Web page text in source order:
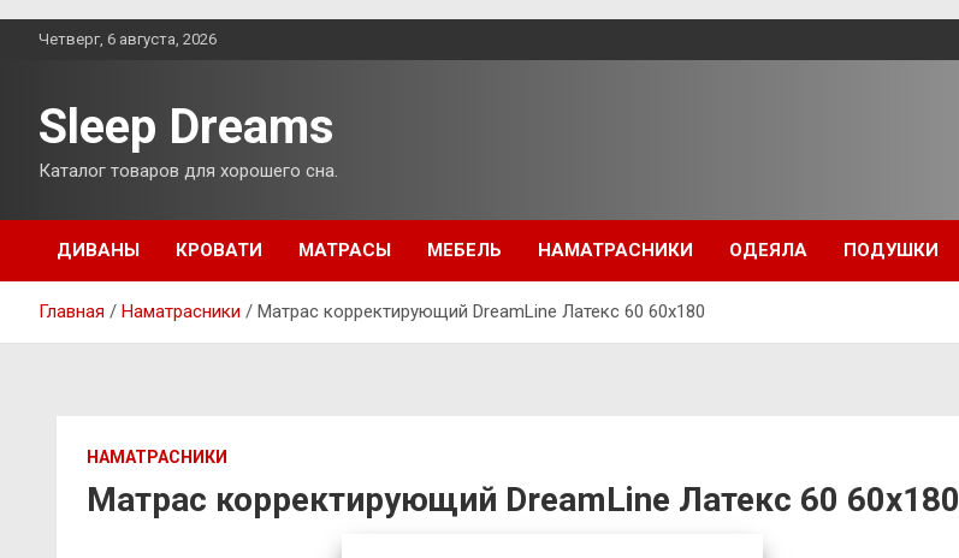
ПерейтиЧетверг, 6 августа, 2026
Sleep Dreams
Каталог товаров для хорошего сна.
ДИВАНЫ КРОВАТИ МАТРАСЫ МЕБЕЛЬ НАМАТРАСНИКИ ОДЕЯЛА ПОДУШКИ
Главная Наматрасники Матрас корректирующий DreamLine Латекс 60 60х180
НАМАТРАСНИКИ
Матрас корректирующий DreamLine Латекс 60 60х180